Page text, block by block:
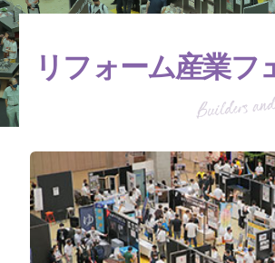
リフォーム産業フ